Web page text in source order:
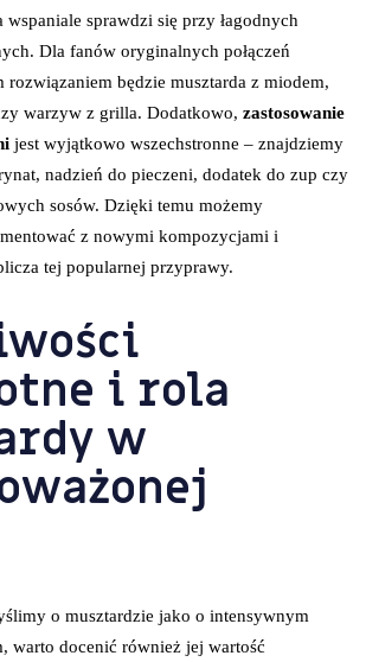
wspaniale sprawdzi się przy łagodnych
Dla fanów oryginalnych połączeń
będzie musztarda z miodem,
warzyw z grilla. Dodatkowo, zastosowanie
jest wyjątkowo wszechstronne – znajdziemy
nadzień do pieczeni, dodatek do zup czy
sosów. Dzięki temu możemy
z nowymi kompozycjami i
tej popularnej przyprawy.
i rola
w
o musztardzie jako o intensywnym
warto docenić również jej wartość